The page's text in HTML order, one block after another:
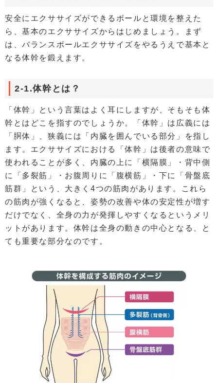
安全にエクササイズができるボールと環境を整えた
ら、基本のエクササイズからはじめましょう。まず
は、バランスボールエクササイズをやるうえで基本と
なる体幹を鍛えます。
2-1.体幹とは？
「体幹」という言葉はよく耳にしますが、そもそも体
幹とはどこを指すのでしょうか。「体幹」は広義には
「胴体」、狭義には「内臓を囲んでいる部分」を指し
ます。エクササイズにおける「体幹」は後者の意味で
使われることが多く、内臓の上に「横隔膜」・背中側
に「多裂筋」・お腹周りに「腹横筋」・下に「骨盤底
筋群」という、大きく4つの筋肉があります。これら
の筋肉が強くなると、姿勢の改善や体の安定性が増す
だけでなく、全身の力が発揮しやすくなるというメリ
ットがあります。体幹は全身の動きの中心となる、と
ても重要な部分なのです。